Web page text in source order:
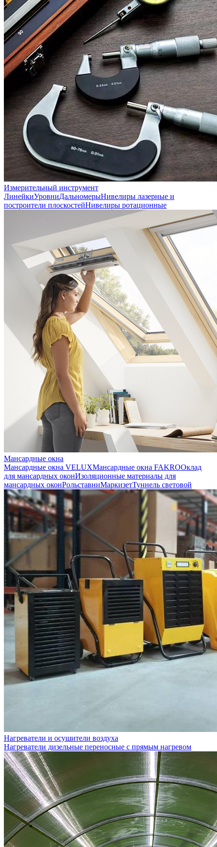
Измерительный инструмент
ЛинейкиУровниДальномерыНивелиры лазерные и
построители плоскостейНивелиры ротационные
Мансардные окна
Мансардные окна VELUXМансардные окна FAKROОклад
для мансардных оконИзоляционные материалы для
мансардных оконРольставниМаркизетТуннель световой
Нагреватели и осушители воздуха
Нагреватели дизельные переносные с прямым нагревом